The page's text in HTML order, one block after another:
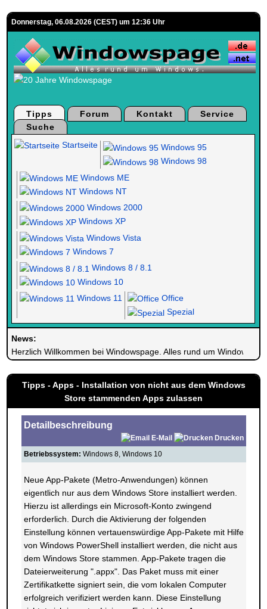
Donnerstag, 06.08.2026 (CEST) um 12:36 Uhr
Tipps Forum Kontakt
Service
Suche
Startseite
Windows 95
Windows 98
Windows ME
Windows NT
Windows 2000
Windows XP
Windows Vista
Windows 7
Windows 8 / 8.1
Windows 10
Windows 11
Office
Spezial
News:
Herzlich Willkommen bei Windowspage. Alles rund um Windows.
Tipps - Apps - Installation von nicht aus dem Windows
Store stammenden Apps zulassen
Detailbeschreibung
E-Mail
Drucken
Betriebssystem: Windows 8, Windows 10
Neue App-Pakete (Metro-Anwendungen) können
eigentlich nur aus dem Windows Store installiert werden.
Hierzu ist allerdings ein Microsoft-Konto zwingend
erforderlich. Durch die Aktivierung der folgenden
Einstellung können vertauenswürdige App-Pakete mit Hilfe
von Windows PowerShell installiert werden, die nicht aus
dem Windows Store stammen. App-Pakete tragen die
Dateierweiterung ".appx". Das Paket muss mit einer
Zertifikatkette signiert sein, die vom lokalen Computer
erfolgreich verifiziert werden kann. Diese Einstellung